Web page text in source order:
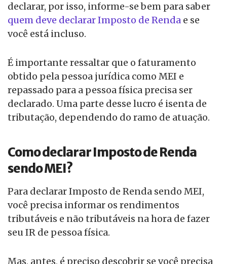
declarar, por isso, informe-se bem para saber
quem deve declarar Imposto de Renda e se
você está incluso.
É importante ressaltar que o faturamento
obtido pela pessoa jurídica como MEI e
repassado para a pessoa física precisa ser
declarado. Uma parte desse lucro é isenta de
tributação, dependendo do ramo de atuação.
Como declarar Imposto de Renda
sendo MEI?
Para declarar Imposto de Renda sendo MEI,
você precisa informar os rendimentos
tributáveis e não tributáveis na hora de fazer
seu IR de pessoa física.
Mas, antes, é preciso descobrir se você precisa